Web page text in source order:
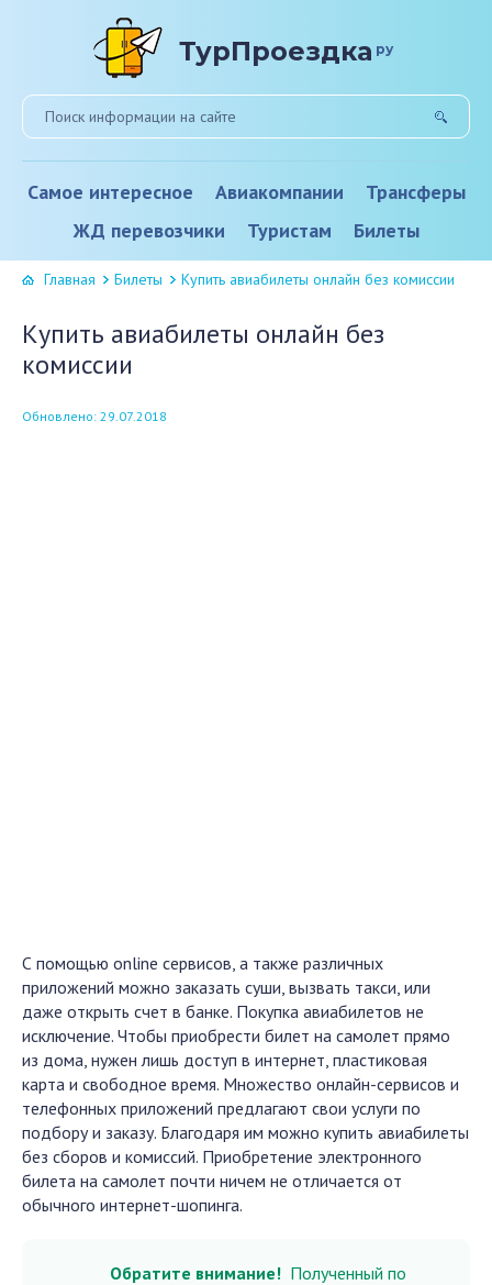
ТурПроездка ру
Самое интересное Авиакомпании
Трансферы
ЖД перевозчики
Туристам Билеты
Главная Билеты Купить авиабилеты онлайн без комиссии
Купить авиабилеты онлайн без
комиссии
Обновлено: 29.07.2018
С помощью online сервисов, а также различных
приложений можно заказать суши, вызвать такси, или
даже открыть счет в банке. Покупка авиабилетов не
исключение. Чтобы приобрести билет на самолет прямо
из дома, нужен лишь доступ в интернет, пластиковая
карта и свободное время. Множество онлайн-сервисов и
телефонных приложений предлагают свои услуги по
подбору и заказу. Благодаря им можно купить авиабилеты
без сборов и комиссий. Приобретение электронного
билета на самолет почти ничем не отличается от
обычного интернет-шопинга.
Обратите внимание! Полученный по